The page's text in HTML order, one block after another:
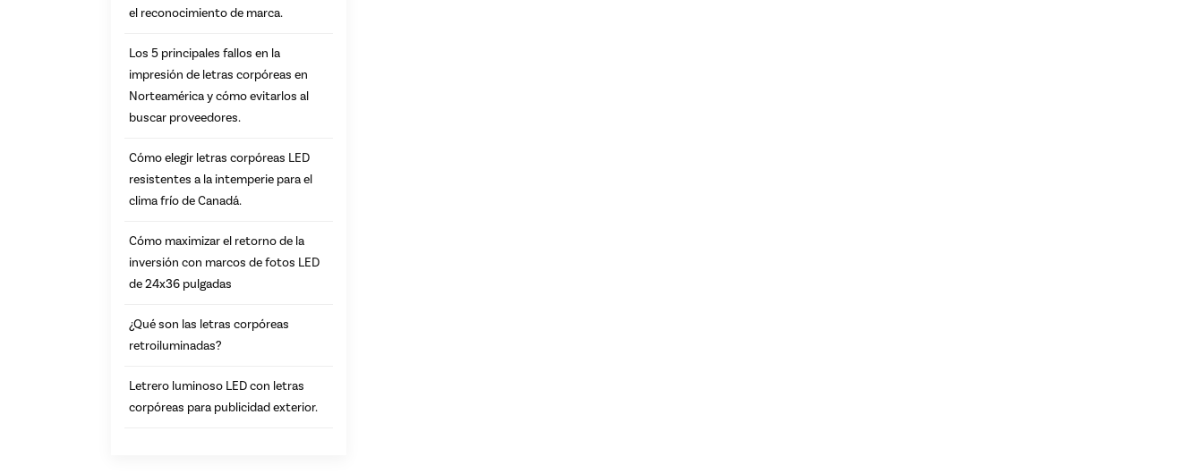
el reconocimiento de marca.
Los 5 principales fallos en la
impresión de letras corpóreas en
Norteamérica y cómo evitarlos al
buscar proveedores.
Cómo elegir letras corpóreas LED
resistentes a la intemperie para el
clima frío de Canadá.
Cómo maximizar el retorno de la
inversión con marcos de fotos LED
de 24x36 pulgadas
¿Qué son las letras corpóreas
retroiluminadas?
Letrero luminoso LED con letras
corpóreas para publicidad exterior.